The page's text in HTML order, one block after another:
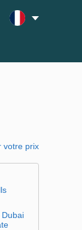
votre prix